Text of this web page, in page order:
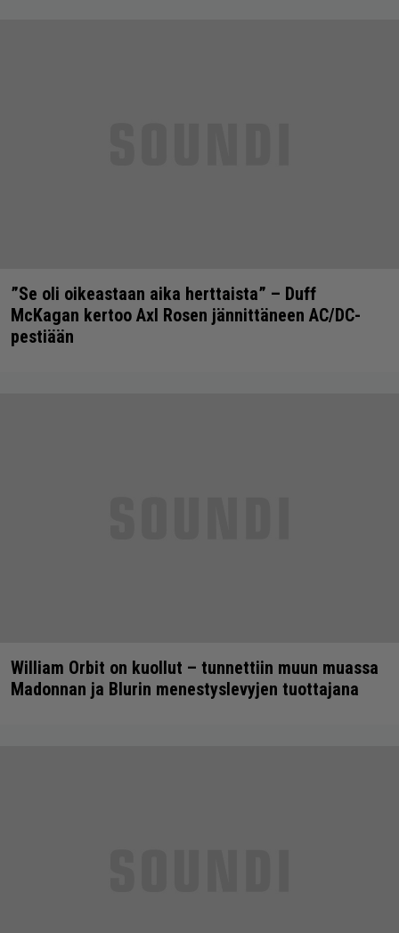
”Se oli oikeastaan aika herttaista” – Duff
McKagan kertoo Axl Rosen jännittäneen AC/DC-
pestiään
William Orbit on kuollut – tunnettiin muun muassa
Madonnan ja Blurin menestyslevyjen tuottajana